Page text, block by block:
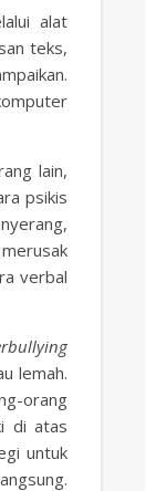
alat
teks,
lain,
psikis
verbal
lemah.
orang
di atas
untuk